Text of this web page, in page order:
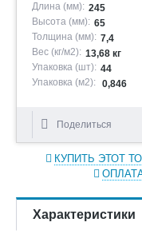
Длина (мм): 245
Высота (мм): 65
Толщина (мм): 7,4
Вес (кг/м2): 13,68 кг
Упаковка (шт): 44
Упаковка (м2): 0,846
Поделиться
КУПИТЬ ЭТОТ
Характеристики